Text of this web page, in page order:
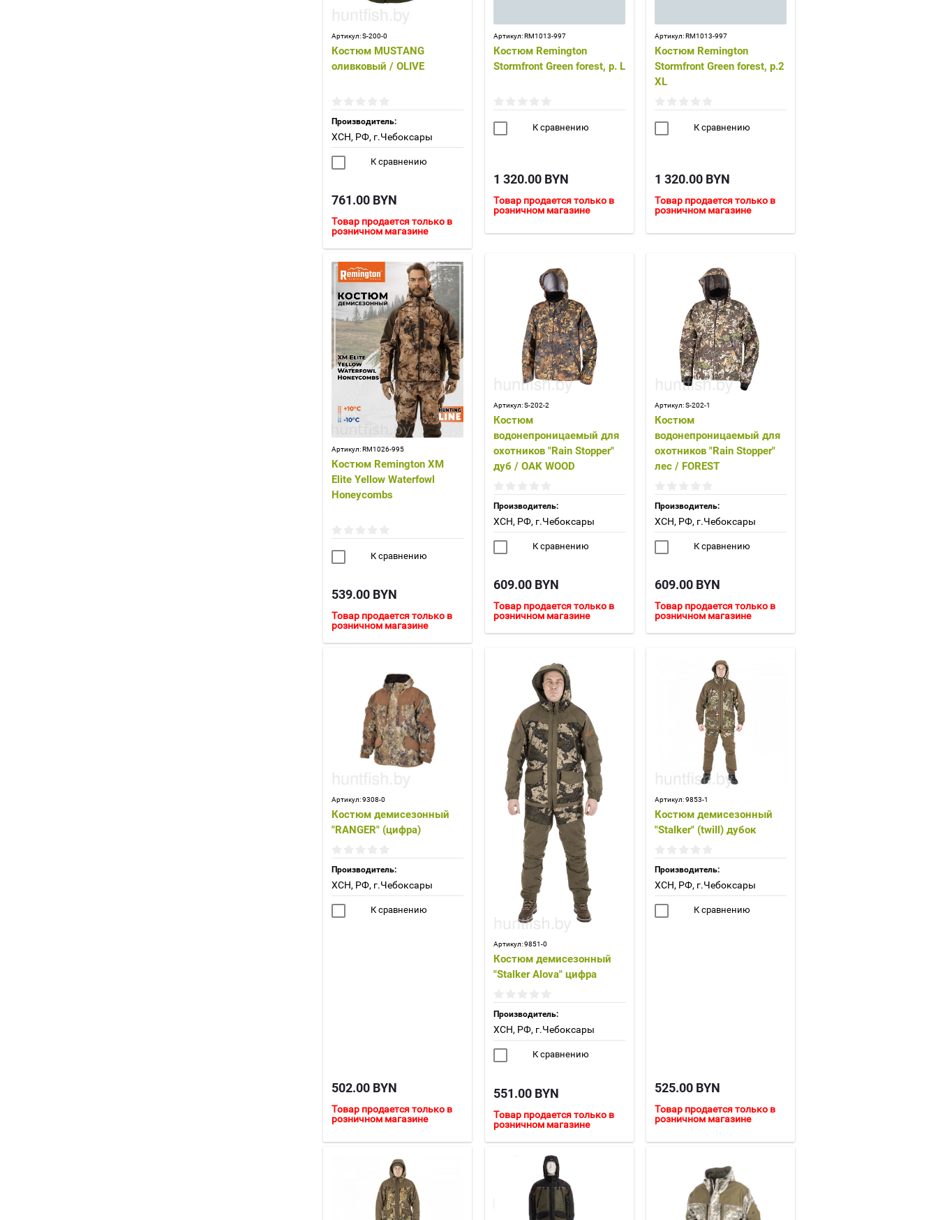
Артикул:S-200-0
Костюм MUSTANG
оливковый / OLIVE
Производитель:
ХСН, РФ, г.Чебоксары
К сравнению
761.00 BYN
Товар продается только в
розничном магазине
Артикул:RM1013-997
Костюм Remington
Stormfront Green forest, р. L
К сравнению
1 320.00BYN
Товар продается только в
розничном магазине
Артикул:RM1013-997
Костюм Remington
Stormfront Green forest, р.2
XL
К сравнению
1 320.00 BYN
Товар продается только в
розничном магазине
Артикул:RM1026-995
Костюм Remington XM
Elite Yellow Waterfowl
Honeycombs
К сравнению
539.00 BYN
Товар продается только в
розничном магазине
Артикул:S-202-2
Костюм
водонепроницаемый для
охотников "Rain Stopper"
дуб / OAK WOOD
Производитель:
ХСН, РФ, г.Чебоксары
К сравнению
609.00BYN
Товар продается только в
розничном магазине
Артикул:S-202-1
Костюм
водонепроницаемый для
охотников "Rain Stopper"
лес / FOREST
Производитель:
ХСН, РФ, г.Чебоксары
К сравнению
609.00 BYN
Товар продается только в
розничном магазине
Артикул:9308-0
Костюм демисезонный
"RANGER" (цифра)
Производитель:
ХСН, РФ, г.Чебоксары
К сравнению
502.00 BYN
Товар продается только в
розничном магазине
Артикул:9851-0
Костюм демисезонный
"Stalker Alova" цифра
Производитель:
ХСН, РФ, г.Чебоксары
К сравнению
551.00BYN
Товар продается только в
розничном магазине
Артикул:9853-1
Костюм демисезонный
"Stalker" (twill) дубок
Производитель:
ХСН, РФ, г.Чебоксары
К сравнению
525.00 BYN
Товар продается только в
розничном магазине